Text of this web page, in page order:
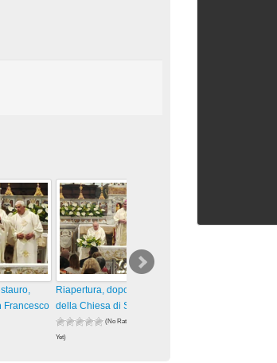
Francesco
Riapertura, dopo restauro,
della Chiesa di San Francesco
(No Ratings
Yet)